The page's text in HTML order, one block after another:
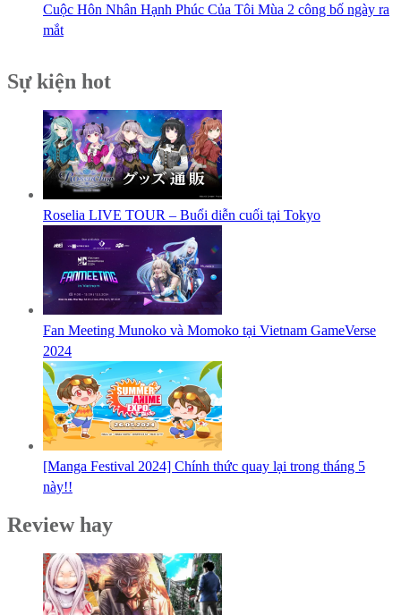
Cuộc Hôn Nhân Hạnh Phúc Của Tôi Mùa 2 công bố ngày ra
mắt
Sự kiện hot
Roselia LIVE TOUR – Buổi diễn cuối tại Tokyo
Fan Meeting Munoko và Momoko tại Vietnam GameVerse
2024
[Manga Festival 2024] Chính thức quay lại trong tháng 5
này!!
Review hay